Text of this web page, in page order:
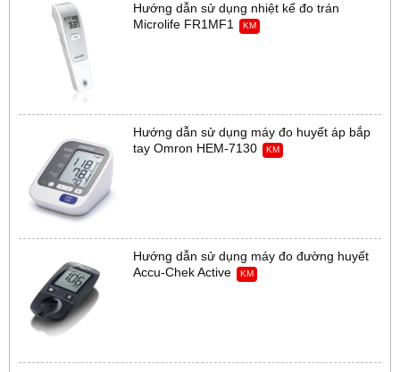
Hướng dẫn sử dụng nhiệt kế đo trán
Microlife FR1MF1
KM
Hướng dẫn sử dụng máy đo huyết áp bắp
tay Omron HEM-7130
KM
Hướng dẫn sử dụng máy đo đường huyết
Accu-Chek Active
KM